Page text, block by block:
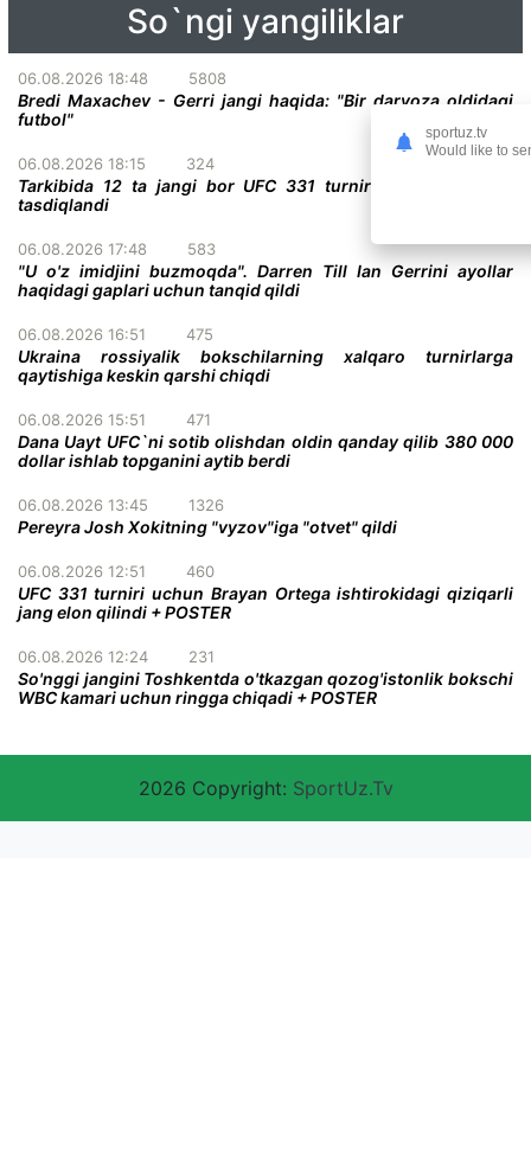
So`ngi yangiliklar
06.08.2026 18:48 5808
Bredi Maxachev - Gerri jangi haqida: "Bir darvoza oldidagi
futbol"
06.08.2026 18:15 324
Tarkibida 12 ta jangi bor UFC 331 turnirining to'liq kardi
tasdiqlandi
06.08.2026 17:48 583
"U o'z imidjini buzmoqda". Darren Till Ian Gerrini ayollar
haqidagi gaplari uchun tanqid qildi
06.08.2026 16:51 475
Ukraina rossiyalik bokschilarning xalqaro turnirlarga
qaytishiga keskin qarshi chiqdi
06.08.2026 15:51 471
Dana Uayt UFC`ni sotib olishdan oldin qanday qilib 380 000
dollar ishlab topganini aytib berdi
06.08.2026 13:45 1326
Pereyra Josh Xokitning "vyzov"iga "otvet" qildi
06.08.2026 12:51 460
UFC 331 turniri uchun Brayan Ortega ishtirokidagi qiziqarli
jang elon qilindi + POSTER
06.08.2026 12:24 231
So'nggi jangini Toshkentda o'tkazgan qozog'istonlik bokschi
WBC kamari uchun ringga chiqadi + POSTER
2026 Copyright: SportUz.Tv
sportuz.tv
Would like to